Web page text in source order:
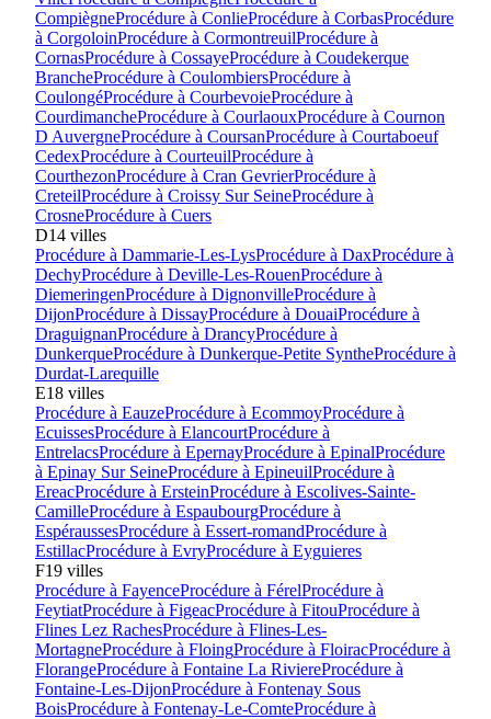
CompiègneProcédure à ConlieProcédure à CorbasProcédure
à CorgoloinProcédure à CormontreuilProcédure à
CornasProcédure à CossayeProcédure à Coudekerque
BrancheProcédure à CoulombiersProcédure à
CoulongéProcédure à CourbevoieProcédure à
CourdimancheProcédure à CourlaouxProcédure à Cournon
D AuvergneProcédure à CoursanProcédure à Courtaboeuf
CedexProcédure à CourteuilProcédure à
CourthezonProcédure à Cran GevrierProcédure à
CreteilProcédure à Croissy Sur SeineProcédure à
CrosneProcédure à Cuers
D14 villes
Procédure à Dammarie-Les-LysProcédure à DaxProcédure à
DechyProcédure à Deville-Les-RouenProcédure à
DiemeringenProcédure à DignonvilleProcédure à
DijonProcédure à DissayProcédure à DouaiProcédure à
DraguignanProcédure à DrancyProcédure à
DunkerqueProcédure à Dunkerque-Petite SyntheProcédure à
Durdat-Larequille
E18 villes
Procédure à EauzeProcédure à EcommoyProcédure à
EcuissesProcédure à ElancourtProcédure à
EntrelacsProcédure à EpernayProcédure à EpinalProcédure
à Epinay Sur SeineProcédure à EpineuilProcédure à
EreacProcédure à ErsteinProcédure à Escolives-Sainte-
CamilleProcédure à EspaubourgProcédure à
EspéraussesProcédure à Essert-romandProcédure à
EstillacProcédure à EvryProcédure à Eyguieres
F19 villes
Procédure à FayenceProcédure à FérelProcédure à
FeytiatProcédure à FigeacProcédure à FitouProcédure à
Flines Lez RachesProcédure à Flines-Les-
MortagneProcédure à FloingProcédure à FloiracProcédure à
FlorangeProcédure à Fontaine La RiviereProcédure à
Fontaine-Les-DijonProcédure à Fontenay Sous
BoisProcédure à Fontenay-Le-ComteProcédure à